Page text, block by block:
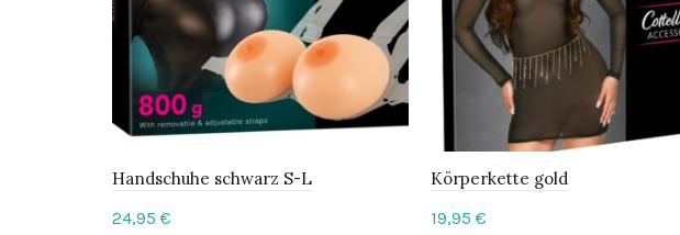
Handschuhe schwarz S-L
24,95 €
Körperkette gold
19,95 €